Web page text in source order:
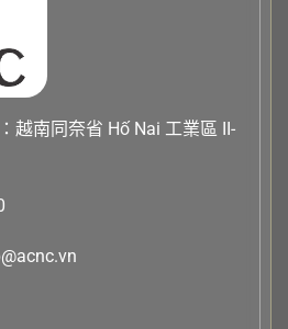
越南同奈省 Hố Nai 工業區 II-